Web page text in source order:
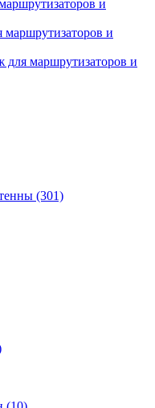
и
маршрутизаторов и
для маршрутизаторов и
(301)